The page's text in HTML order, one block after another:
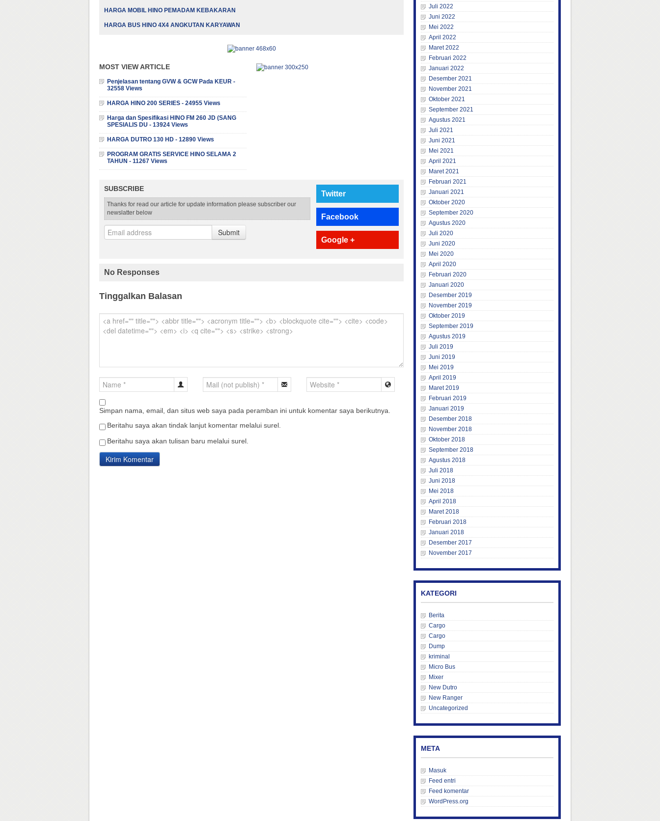
HARGA MOBIL HINO PEMADAM KEBAKARAN
HARGA BUS HINO 4X4 ANGKUTAN KARYAWAN
MOST VIEW ARTICLE
Penjelasan tentang GVW & GCW Pada KEUR -
32558 Views
HARGA HINO 200 SERIES - 24955 Views
Harga dan Spesifikasi HINO FM 260 JD (SANG
SPESIALIS DU - 13924 Views
HARGA DUTRO 130 HD - 12890 Views
PROGRAM GRATIS SERVICE HINO SELAMA 2
TAHUN - 11267 Views
SUBSCRIBE
Thanks for read our article for update information please subscriber our
newslatter below
Submit
Twitter
Facebook
Google +
No Responses
Tinggalkan Balasan
Simpan nama, email, dan situs web saya pada peramban ini untuk komentar saya berikutnya.
Beritahu saya akan tindak lanjut komentar melalui surel.
Beritahu saya akan tulisan baru melalui surel.
Juli 2022
Juni 2022
Mei 2022
April 2022
Maret 2022
Februari 2022
Januari 2022
Desember 2021
November 2021
Oktober 2021
September 2021
Agustus 2021
Juli 2021
Juni 2021
Mei 2021
April 2021
Maret 2021
Februari 2021
Januari 2021
Oktober 2020
September 2020
Agustus 2020
Juli 2020
Juni 2020
Mei 2020
April 2020
Februari 2020
Januari 2020
Desember 2019
November 2019
Oktober 2019
September 2019
Agustus 2019
Juli 2019
Juni 2019
Mei 2019
April 2019
Maret 2019
Februari 2019
Januari 2019
Desember 2018
November 2018
Oktober 2018
September 2018
Agustus 2018
Juli 2018
Juni 2018
Mei 2018
April 2018
Maret 2018
Februari 2018
Januari 2018
Desember 2017
November 2017
KATEGORI
Berita
Cargo
Cargo
Dump
kriminal
Micro Bus
Mixer
New Dutro
New Ranger
Uncategorized
META
Masuk
Feed entri
Feed komentar
WordPress.org